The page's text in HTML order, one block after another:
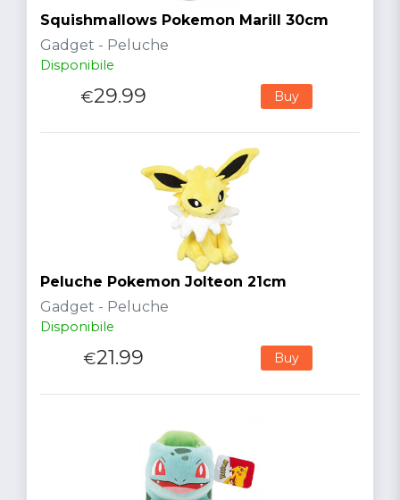
Squishmallows Pokemon Marill 30cm
Gadget - Peluche
Disponibile
€29.99 Buy
Peluche Pokemon Jolteon 21cm
Gadget - Peluche
Disponibile
€21.99 Buy